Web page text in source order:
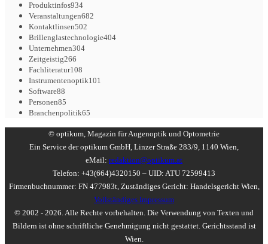
Produktinfos934
Veranstaltungen682
Kontaktlinsen502
Brillenglastechnologie404
Unternehmen304
Zeitgeistig266
Fachliteratur108
Instrumentenoptik101
Software88
Personen85
Branchenpolitik65
© optikum, Magazin für Augenoptik und Optometrie
Ein Service der optikum GmbH, Linzer Straße 283/9, 1140 Wien,
eMail: redaktion@optikum.at
Telefon: +43(664)4320150 – UID: ATU 72599413
Firmenbuchnummer: FN 477983t, Zuständiges Gericht: Handelsgericht Wien,
Vollständiges Impressum
© 2002 - 2026. Alle Rechte vorbehalten. Die Verwendung von Texten und
Bildern ist ohne schriftliche Genehmigung nicht gestattet. Gerichtsstand ist
Wien.